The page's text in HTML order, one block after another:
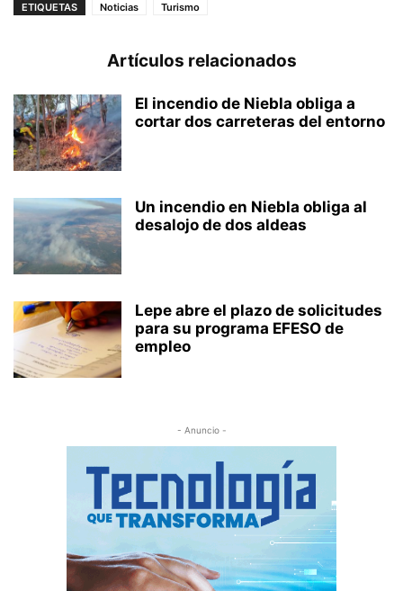
ETIQUETAS Noticias Turismo
Artículos relacionados
El incendio de Niebla obliga a
cortar dos carreteras del entorno
Un incendio en Niebla obliga al
desalojo de dos aldeas
Lepe abre el plazo de solicitudes
para su programa EFESO de
empleo
- Anuncio -